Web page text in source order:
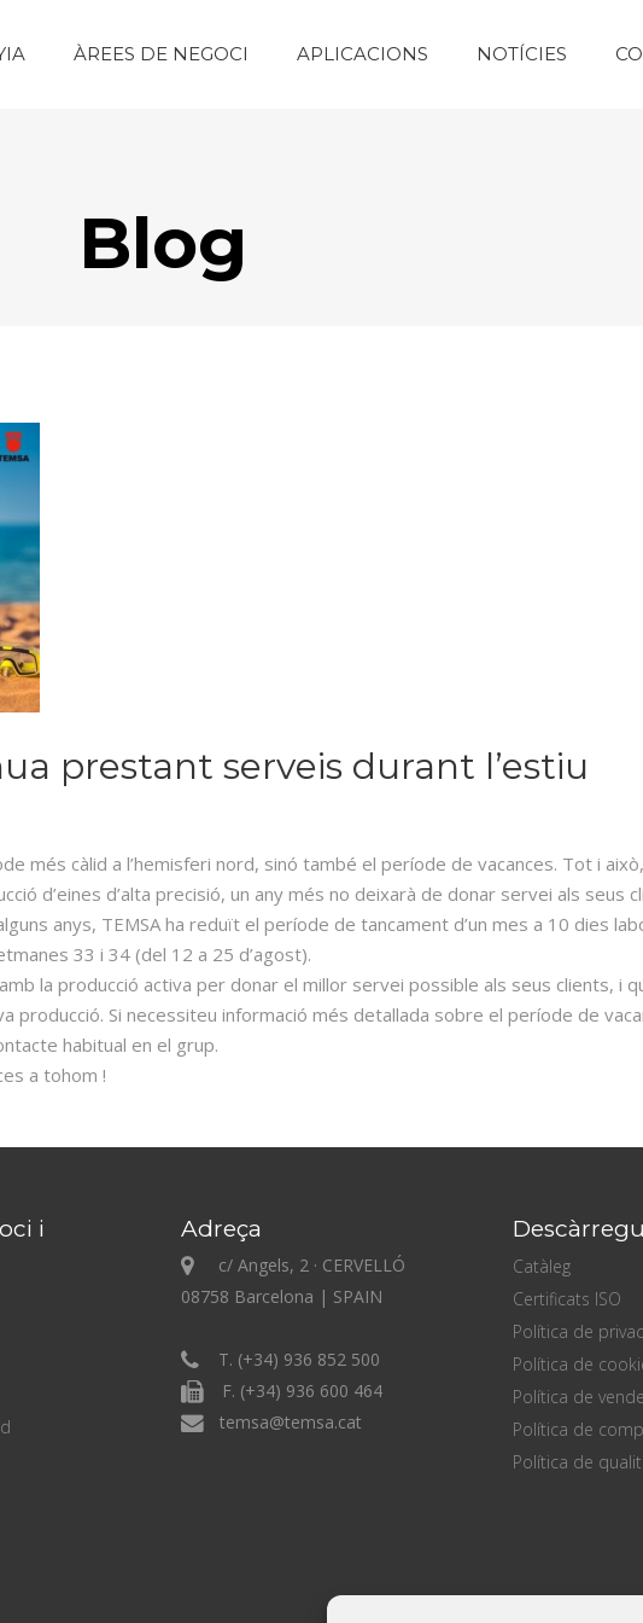
ÀREES DE NEGOCI APLICACIONS NOTÍCIES
Blog
prestant serveis durant l’estiu
més càlid a l’hemisferi nord, sinó també el període de vacances. Tot i
d’eines d’alta precisió, un any més no deixarà de donar servei als seus
anys, TEMSA ha reduït el període de tancament d’un mes a 10 dies
33 i 34 (del 12 a 25 d’agost).
la producció activa per donar el millor servei possible als seus clients, i
producció. Si necessiteu informació més detallada sobre el període de
habitual en el grup.
a tohom !
i
Adreça
c/ Angels, 2 · CERVELLÓ
08758 Barcelona | SPAIN
T. (+34) 936 852 500
F. (+34) 936 600 464
temsa@temsa.cat
Catàleg
Certificats ISO
Política de
Política de
Política de
Política de
Política de